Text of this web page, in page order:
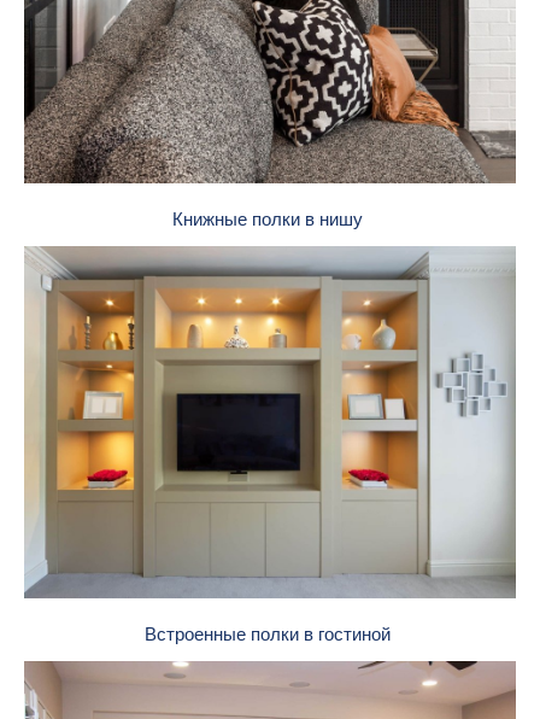
Книжные полки в нишу
Встроенные полки в гостиной